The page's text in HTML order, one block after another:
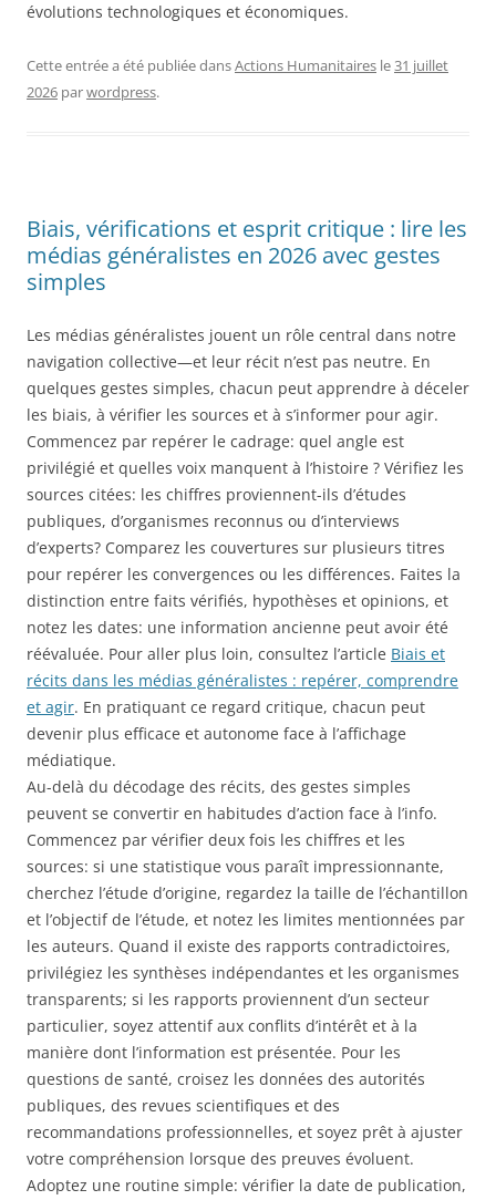
évolutions technologiques et économiques.
Cette entrée a été publiée dansActions Humanitaires le31 juillet
2026 parwordpress.
Biais, vérifications et esprit critique : lire les
médias généralistes en 2026 avec gestes
simples
Les médias généralistes jouent un rôle central dans notre
navigation collective—et leur récit n’est pas neutre. En
quelques gestes simples, chacun peut apprendre à déceler
les biais, à vérifier les sources et à s’informer pour agir.
Commencez par repérer le cadrage: quel angle est
privilégié et quelles voix manquent à l’histoire ? Vérifiez les
sources citées: les chiffres proviennent-ils d’études
publiques, d’organismes reconnus ou d’interviews
d’experts? Comparez les couvertures sur plusieurs titres
pour repérer les convergences ou les différences. Faites la
distinction entre faits vérifiés, hypothèses et opinions, et
notez les dates: une information ancienne peut avoir été
réévaluée. Pour aller plus loin, consultez l’article Biais et
récits dans les médias généralistes : repérer, comprendre
et agir. En pratiquant ce regard critique, chacun peut
devenir plus efficace et autonome face à l’affichage
médiatique.
Au-delà du décodage des récits, des gestes simples
peuvent se convertir en habitudes d’action face à l’info.
Commencez par vérifier deux fois les chiffres et les
sources: si une statistique vous paraît impressionnante,
cherchez l’étude d’origine, regardez la taille de l’échantillon
et l’objectif de l’étude, et notez les limites mentionnées par
les auteurs. Quand il existe des rapports contradictoires,
privilégiez les synthèses indépendantes et les organismes
transparents; si les rapports proviennent d’un secteur
particulier, soyez attentif aux conflits d’intérêt et à la
manière dont l’information est présentée. Pour les
questions de santé, croisez les données des autorités
publiques, des revues scientifiques et des
recommandations professionnelles, et soyez prêt à ajuster
votre compréhension lorsque des preuves évoluent.
Adoptez une routine simple: vérifier la date de publication,